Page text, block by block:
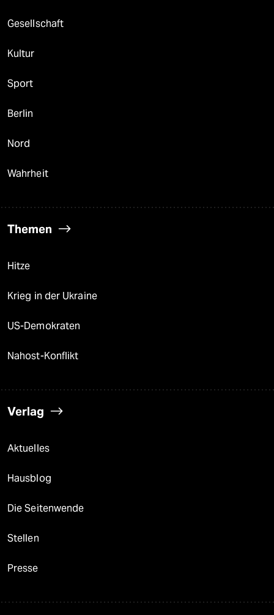
Gesellschaft
Kultur
Sport
Berlin
Nord
Wahrheit
Themen
Hitze
Krieg in der Ukraine
US-Demokraten
Nahost-Konflikt
Verlag
Aktuelles
Hausblog
Die Seitenwende
Stellen
Presse